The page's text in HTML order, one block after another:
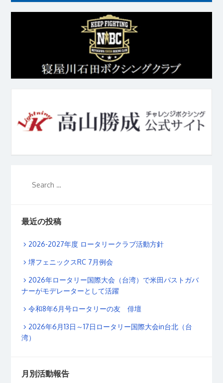
最近の投稿
2026-2027年度 ロータリークラブ活動方針
堺フェニックスRC 7月例会
2026年ロータリー国際大会（台湾）で米田パストガバ
ナーがモデレーターとして活躍
令和8年6月号ロータリーの友 俳壇
2026年6月13日～17日ロータリー国際大会in台北（台
湾）
月別活動報告